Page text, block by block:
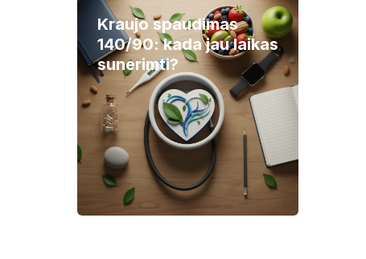
Kraujo spaudimas
140/90: kada jau laikas
sunerimti?